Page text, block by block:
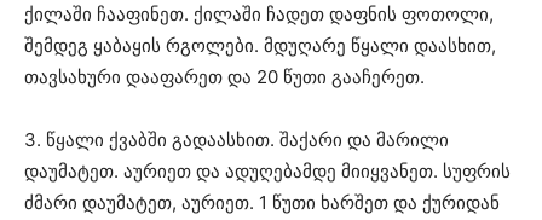
ქილაში ჩააფინეთ. ქილაში ჩადეთ დაფნის ფოთოლი,
შემდეგ ყაბაყის რგოლები. მდუღარე წყალი დაასხით,
თავსახური დააფარეთ და 20 წუთი გააჩერეთ.
3. წყალი ქვაბში გადაასხით. შაქარი და მარილი
დაუმატეთ. აურიეთ და ადუღებამდე მიიყვანეთ. სუფრის
ძმარი დაუმატეთ, აურიეთ. 1 წუთი ხარშეთ და ქურიდან